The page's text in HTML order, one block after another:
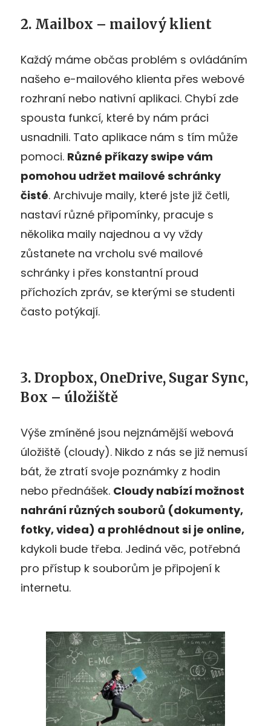
2. Mailbox – mailový klient
Každý máme občas problém s ovládáním
našeho e-mailového klienta přes webové
rozhraní nebo nativní aplikaci. Chybí zde
spousta funkcí, které by nám práci
usnadnili. Tato aplikace nám s tím může
pomoci. Různé příkazy swipe vám
pomohou udržet mailové schránky
čisté. Archivuje maily, které jste již četli,
nastaví různé připomínky, pracuje s
několika maily najednou a vy vždy
zůstanete na vrcholu své mailové
schránky i přes konstantní proud
příchozích zpráv, se kterými se studenti
často potýkají.
3. Dropbox, OneDrive, Sugar Sync,
Box – úložiště
Výše zmíněné jsou nejznámější webová
úložiště (cloudy). Nikdo z nás se již nemusí
bát, že ztratí svoje poznámky z hodin
nebo přednášek. Cloudy nabízí možnost
nahrání různých souborů (dokumenty,
fotky, videa) a prohlédnout si je online,
kdykoli bude třeba. Jediná věc, potřebná
pro přístup k souborům je připojení k
internetu.